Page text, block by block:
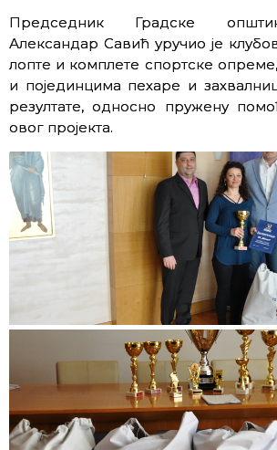
Председник Градске
Александар Савић уручио је
лопте и комплете спортске опреме,
и појединцима пехаре и
резултате, односно пружену
овог пројекта.